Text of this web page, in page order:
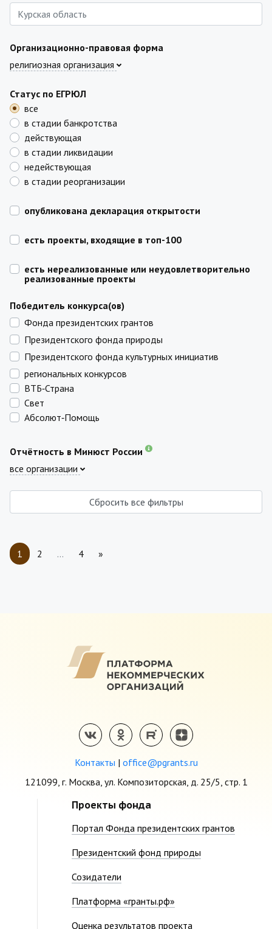
Организационно-правовая форма
религиозная организация
Статус по ЕГРЮЛ
все
в стадии банкротства
действующая
в стадии ликвидации
недействующая
в стадии реорганизации
опубликована декларация открытости
есть проекты, входящие в топ-100
есть нереализованные или неудовлетворительно
реализованные проекты
Победитель конкурса(ов)
Фонда президентских грантов
Президентского фонда природы
Президентского фонда культурных инициатив
региональных конкурсов
ВТБ‑Страна
Свет
Абсолют‑Помощь
Отчётность в Минюст России
все организации
Сбросить все фильтры
1 2 … 4 »
Контакты | office@pgrants.ru
121099, г. Москва, ул. Композиторская, д. 25/5, стр. 1
Проекты фонда
Портал Фонда президентских грантов
Президентский фонд природы
Созидатели
Платформа «гранты.рф»
Оценка результатов проекта